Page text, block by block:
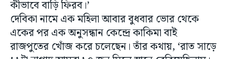
কীভাবে বাড়ি ফিরব।’
দেবিকা নামে এক মহিলা আবার বুধবার ভোর থেকে
একের পর এক অনুসন্ধান কেন্দ্রে কাকিমা বাই
রাজপুতের খোঁজ করে চলেছেন। তাঁর কথায়, ‘রাত সাড়ে